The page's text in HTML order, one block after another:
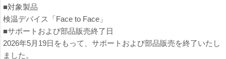
■対象製品
検温デバイス「Face to Face」
■サポートおよび部品販売終了日
2026年5月19日をもって、サポートおよび部品販売を終了いたし
ました。